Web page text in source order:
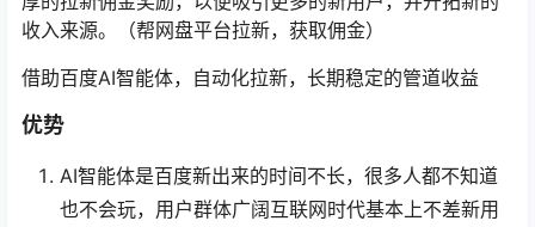
收入来源。（帮网盘平台拉新，获取佣金）
借助百度AI智能体，自动化拉新，长期稳定的管道收益
优势
AI智能体是百度新出来的时间不长，很多人都不知道
也不会玩，用户群体广阔互联网时代基本上不差新用